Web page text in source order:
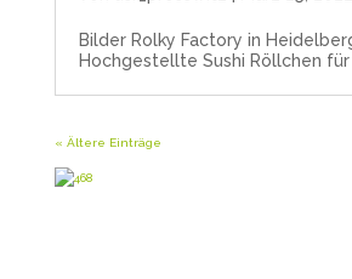
Bilder Rolky Factory in
Hochgestellte Sushi Röllchen für
« Ältere Einträge